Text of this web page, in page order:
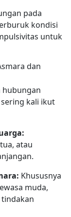
pada
kondisi
untuk
dan
hubungan
kali ikut
atau
Khususnya
muda,